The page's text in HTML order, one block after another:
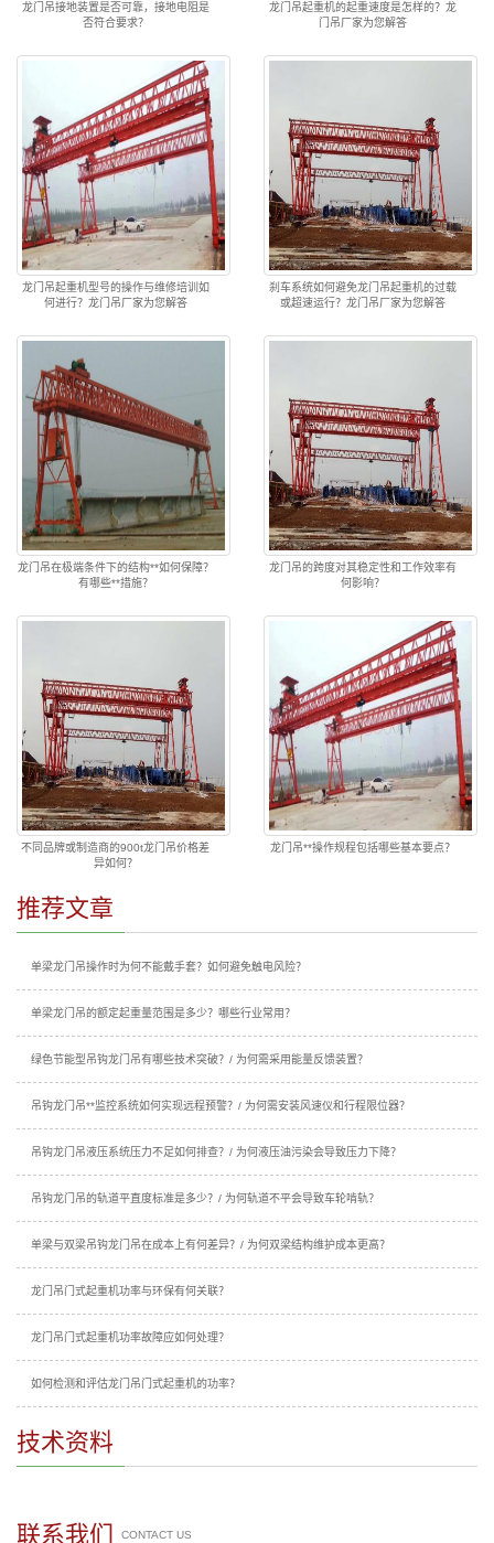
龙门吊接地装置是否可靠，接地电阻是
否符合要求？
龙门吊起重机的起重速度是怎样的？龙
门吊厂家为您解答
龙门吊起重机型号的操作与维修培训如
何进行？龙门吊厂家为您解答
刹车系统如何避免龙门吊起重机的过载
或超速运行？龙门吊厂家为您解答
龙门吊在极端条件下的结构**如何保障？
有哪些**措施？
龙门吊的跨度对其稳定性和工作效率有
何影响？
不同品牌或制造商的900t龙门吊价格差
异如何？
龙门吊**操作规程包括哪些基本要点？
推荐文章
单梁龙门吊操作时为何不能戴手套？如何避免触电风险？
单梁龙门吊的额定起重量范围是多少？哪些行业常用？
绿色节能型吊钩龙门吊有哪些技术突破？/ 为何需采用能量反馈装置？
吊钩龙门吊**监控系统如何实现远程预警？/ 为何需安装风速仪和行程限位器？
吊钩龙门吊液压系统压力不足如何排查？/ 为何液压油污染会导致压力下降？
吊钩龙门吊的轨道平直度标准是多少？/ 为何轨道不平会导致车轮啃轨？
单梁与双梁吊钩龙门吊在成本上有何差异？/ 为何双梁结构维护成本更高？
龙门吊门式起重机功率与环保有何关联？
龙门吊门式起重机功率故障应如何处理？
如何检测和评估龙门吊门式起重机的功率？
技术资料
联系我们 CONTACT US